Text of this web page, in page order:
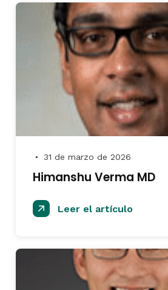
● 31 de marzo de 2026
Himanshu Verma MD
Leer el artículo